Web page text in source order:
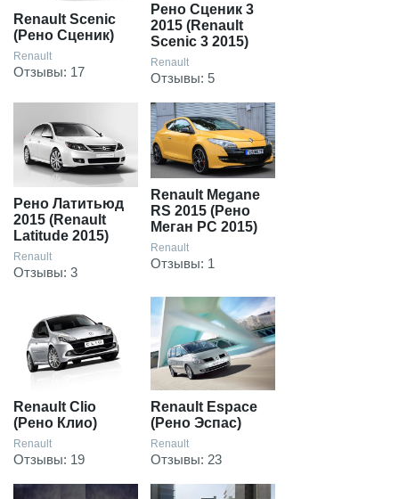
Renault Scenic
(Рено Сценик)
Renault
Отзывы: 17
Рено Сценик 3
2015 (Renault
Scenic 3 2015)
Renault
Отзывы: 5
Рено Латитьюд
2015 (Renault
Latitude 2015)
Renault
Отзывы: 3
Renault Megane
RS 2015 (Рено
Меган РС 2015)
Renault
Отзывы: 1
Renault Clio
(Рено Клио)
Renault
Отзывы: 19
Renault Espace
(Рено Эспас)
Renault
Отзывы: 23